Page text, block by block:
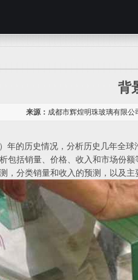
背
来源： 成都市辉煌明珠玻璃有限公
年的历史情况，分析历史几年全
包括销量、价格、收入和市场份
，分类销量和收入的预测，以及主